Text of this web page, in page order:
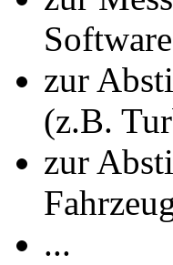
zur
(z.B.
zur
...